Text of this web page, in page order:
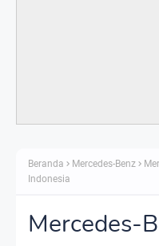
Beranda Mercedes-Benz
Indonesia
Mercedes-